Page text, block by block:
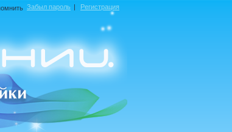
Забыл пароль | Регистрация